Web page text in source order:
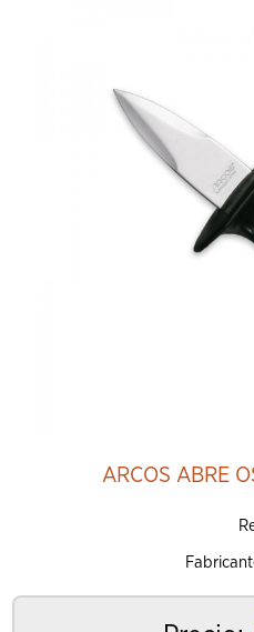
ARCOS ABRE